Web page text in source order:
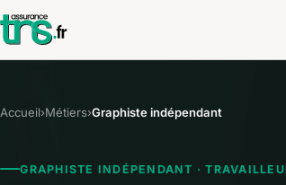
Accueil›Métiers›Graphiste indépendant
GRAPHISTE INDÉPENDANT ·